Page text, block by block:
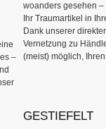
–
woanders gesehen
Ihr Traumartikel in
Dank unserer
Vernetzung zu
(meist) möglich,
GESTIEFELT